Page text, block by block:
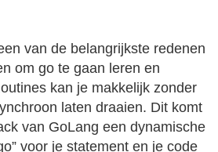
van de belangrijkste redenen
om go te gaan leren en
kan je makkelijk zonder
laten draaien. Dit komt
van GoLang een dynamische
voor je statement en je code